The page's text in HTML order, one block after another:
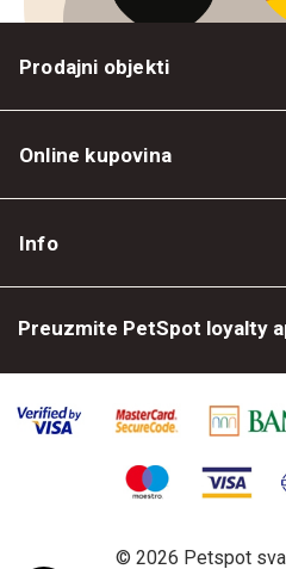
Prodajni objekti
Online kupovina
Info
Preuzmite PetSpot loyalty
© 2026 Petspot